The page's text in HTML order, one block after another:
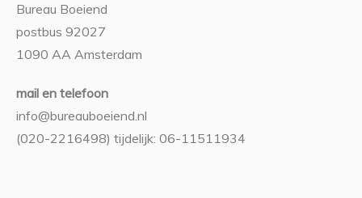
Bureau Boeiend
postbus 92027
1090 AA Amsterdam
mail en telefoon
info@bureauboeiend.nl
(020-2216498) tijdelijk: 06-11511934